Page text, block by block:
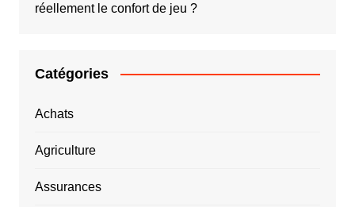
réellement le confort de jeu ?
Catégories
Achats
Agriculture
Assurances